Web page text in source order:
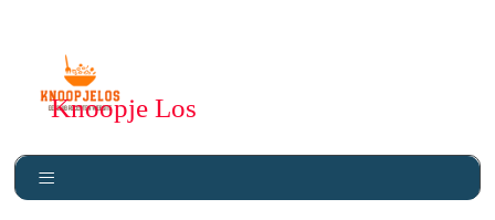
Knoopje Los